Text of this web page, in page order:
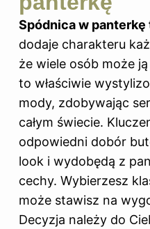
Spódnica w
dodaje charakteru
że wiele osób może
to właściwie
mody, zdobywając
całym świecie.
odpowiedni dobór
look i wydobędą z
cechy. Wybierzesz
może stawisz na
Decyzja należy do